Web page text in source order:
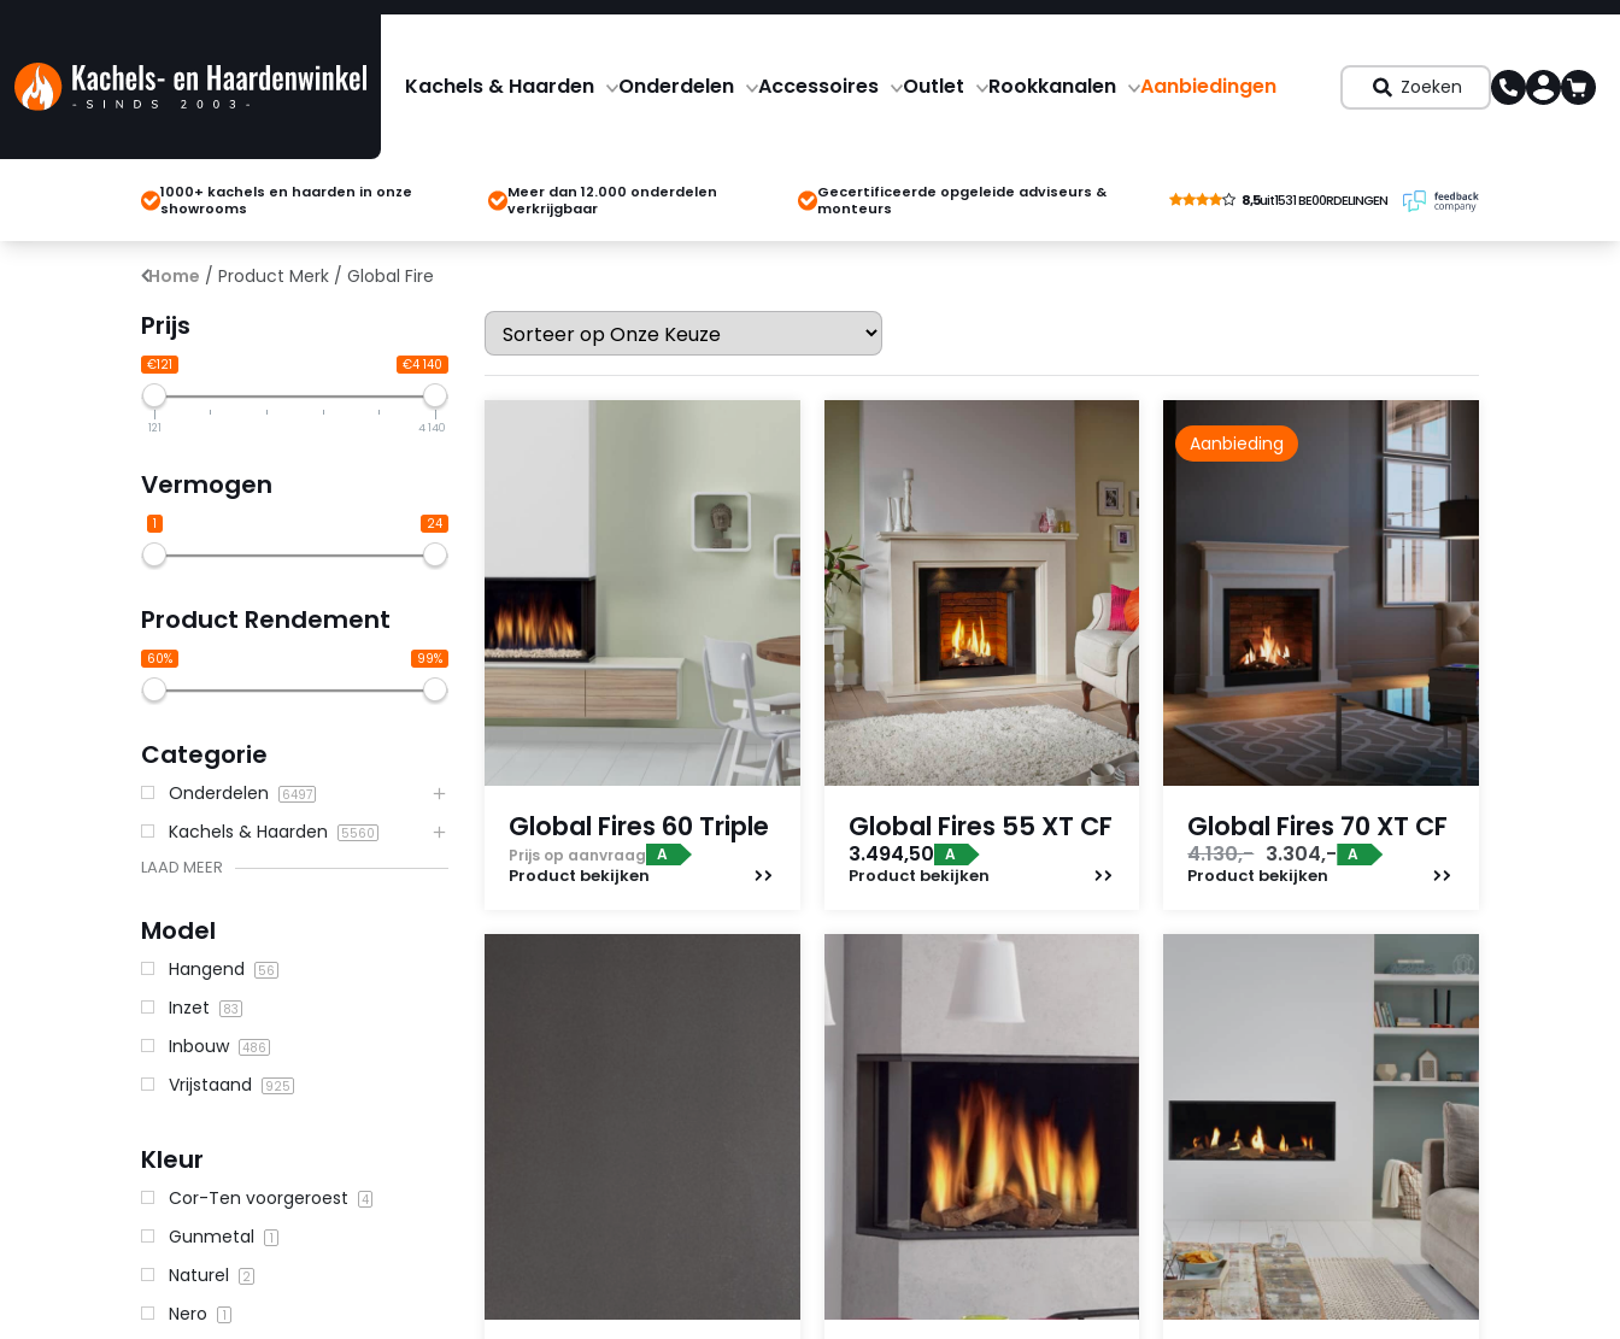
Kachels & Haarden Onderdelen Accessoires Outlet Rookkanalen Aanbiedingen Zoeken
1000+ kachels en haarden in onze
showrooms
Meer dan 12.000 onderdelen
verkrijgbaar
Gecertificeerde opgeleide adviseurs &
monteurs
8,5uit1531 BE00RDELINGEN
Home / Product Merk / Global Fire
Prijs
€121 €4 140
121 4 140
Vermogen
1 24
Product Rendement
60% 99%
Categorie
Onderdelen 6497
Kachels & Haarden 5560
LAAD MEER
Model
Hangend 56
Inzet 83
Inbouw 486
Vrijstaand 925
Kleur
Cor-Ten voorgeroest 4
Gunmetal 1
Naturel 2
Nero 1
Global Fires 60 Triple
Prijs op aanvraag A
Product bekijken
Global Fires 55 XT CF
3.494,50 A
Product bekijken
Aanbieding
Global Fires 70 XT CF
4.130,- Oorspronkelijke
prijs
3.304,-Huidige
A
Product bekijken